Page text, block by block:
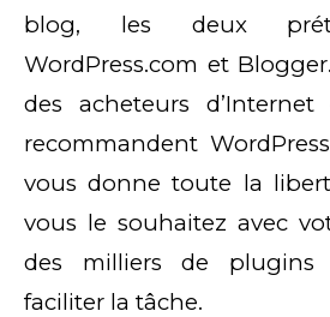
blog, les deux
WordPress.com et
des acheteurs
recommandent
vous donne toute la
vous le souhaitez avec
des milliers de
faciliter la tâche.